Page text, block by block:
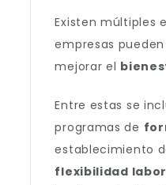
Existen múltiples
empresas
mejorar el
Entre estas se
programas de
establecimiento
flexibilidad